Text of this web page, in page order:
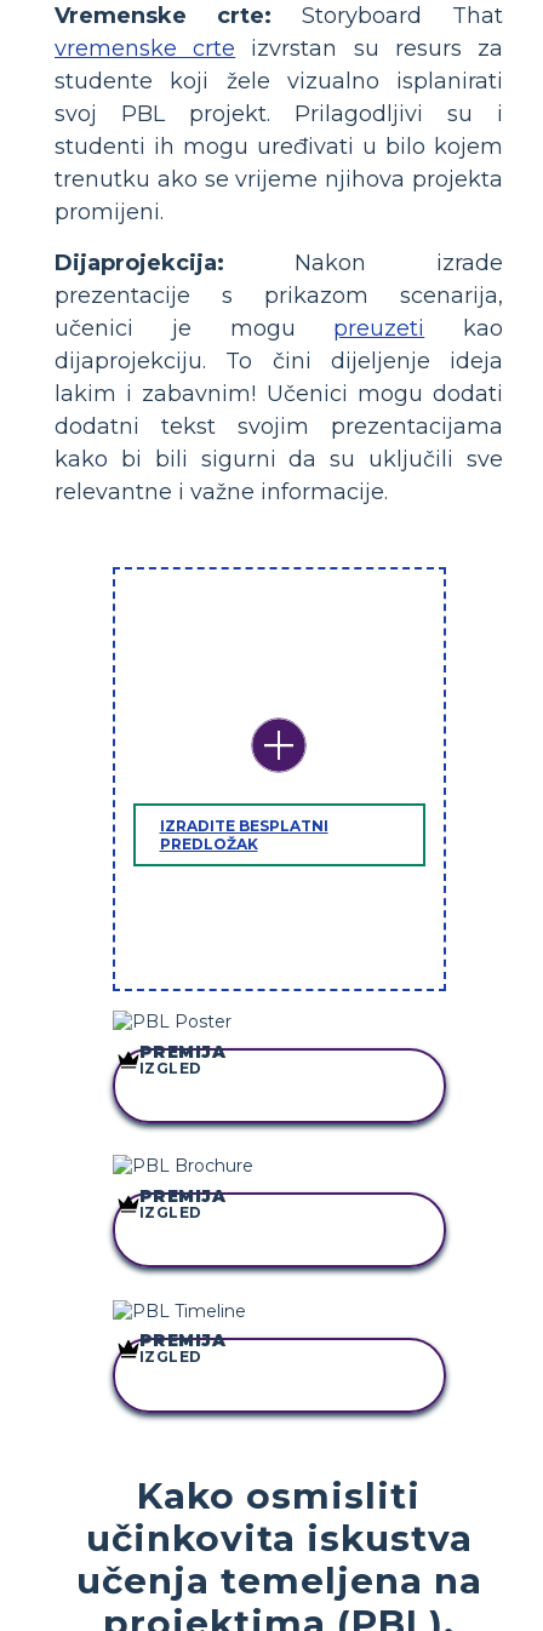
Vremenske crte: Storyboard That
vremenske crte izvrstan su resurs za
studente koji žele vizualno isplanirati
svoj PBL projekt. Prilagodljivi su i
studenti ih mogu uređivati ​​u bilo kojem
trenutku ako se vrijeme njihova projekta
promijeni.
Dijaprojekcija: Nakon izrade
prezentacije s prikazom scenarija,
učenici je mogu preuzeti
kao
dijaprojekciju. To čini dijeljenje ideja
lakim i zabavnim! Učenici mogu dodati
dodatni tekst svojim prezentacijama
kako bi bili sigurni da su uključili sve
relevantne i važne informacije.
IZRADITE BESPLATNI
PREDLOŽAK
PREMIJA
IZGLED
PREMIJA
IZGLED
PREMIJA
IZGLED
Kako osmisliti
učinkovita iskustva
učenja temeljena na
projektima (PBL).